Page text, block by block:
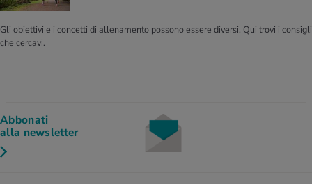
Gli obiettivi e i concetti di allenamento possono essere diversi. Qui trovi i consigli
che cercavi.
Abbonati
alla newsletter